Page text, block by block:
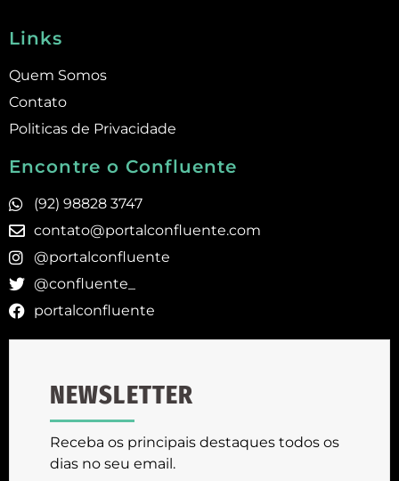
Links
Quem Somos
Contato
Politicas de Privacidade
Encontre o Confluente
(92) 98828 3747
contato@portalconfluente.com
@portalconfluente
@confluente_
portalconfluente
NEWSLETTER
Receba os principais destaques todos os
dias no seu email.